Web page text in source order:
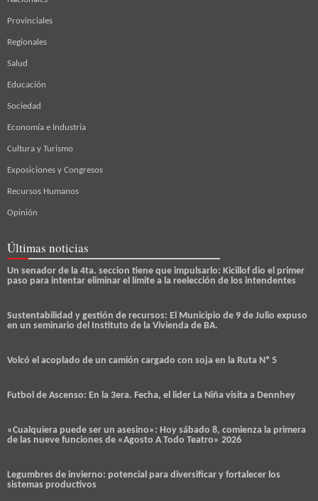
Provinciales
Regionales
Salud
Educación
Sociedad
Economía e Industria
Cultura y Turismo
Exposiciones y Congresos
Recursos Humanos
Opinión
Últimas noticias
Un senador de la 4ta. seccion tiene que impulsarlo: Kicillof dio el primer
paso para intentar eliminar el límite a la reelección de los intendentes
Sustentabilidad y gestión de recursos: El Municipio de 9 de Julio expuso
en un seminario del Instituto de la Vivienda de BA.
Volcó el acoplado de un camión cargado con soja en la Ruta Nº 5
Futbol de Ascenso: En la 3era. Fecha, el lider La Niña visita a Dennhey
«Cualquiera puede ser un asesino»: Hoy sábado 8, comienza la primera
de las nueve funciones de «Agosto A Todo Teatro» 2026
Legumbres de invierno: potencial para diversificar y fortalecer los
sistemas productivos